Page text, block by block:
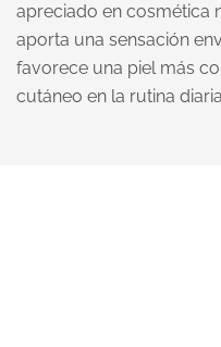
apreciado en cosmética
aporta una sensación
favorece una piel más
cutáneo en la rutina